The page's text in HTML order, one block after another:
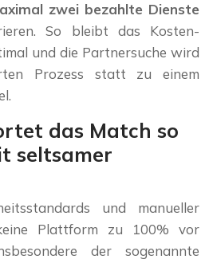
zwei bezahlte Dienste
So bleibt das Kosten-
und die Partnersuche wird
Prozess statt zu einem
das Match so
seltsamer
und manueller
Plattform zu 100% vor
der sogenannte